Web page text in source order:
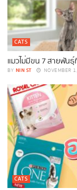
CATS
แมวไม่มีขน 7 สายพัน
BY NIN ST NOVEMBER
CATS